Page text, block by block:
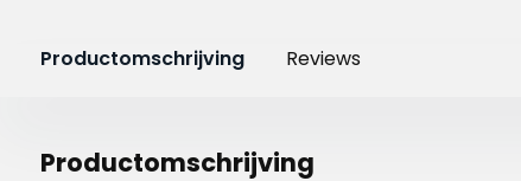
Productomschrijving Reviews
Productomschrijving